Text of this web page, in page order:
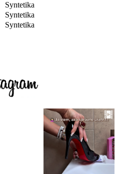
Syntetika
Syntetika
Syntetika